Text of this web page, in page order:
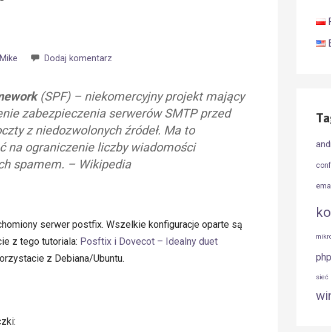
Dodaj komentarz
(SPF) – niekomercyjny projekt mający
zabezpieczenia serwerów SMTP przed
z niedozwolonych źródeł. Ma to
na ograniczenie liczby wiadomości
spamem. – Wikipedia
serwer postfix. Wszelkie konfiguracje oparte są
z tego tutoriala: Posftix i Dovecot – Idealny duet
z Debiana/Ubuntu.
conf
php
sieć